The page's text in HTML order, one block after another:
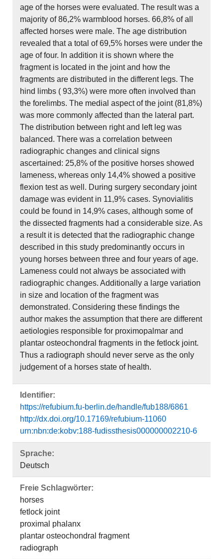
age of the horses were evaluated. The result was a
majority of 86,2% warmblood horses. 66,8% of all
affected horses were male. The age distribution
revealed that a total of 69,5% horses were under the
age of four. In addition it is shown where the
fragment is located in the joint and how the
fragments are distributed in the different legs. The
hind limbs ( 93,3%) were more often involved than
the forelimbs. The medial aspect of the joint (81,8%)
was more commonly affected than the lateral part.
The distribution between right and left leg was
balanced. There was a correlation between
radiographic changes and clinical signs
ascertained: 25,8% of the positive horses showed
lameness, whereas only 14,4% showed a positive
flexion test as well. During surgery secondary joint
damage was evident in 11,9% cases. Synovialitis
could be found in 14,9% cases, although some of
the dissected fragments had a considerable size. As
a result it is detected that the radiographic change
described in this study predominantly occurs in
young horses between three and four years of age.
Lameness could not always be associated with
radiographic changes. Additionally a large variation
in size and location of the fragment was
demonstrated. Considering these findings the
author makes the assumption that there are different
aetiologies responsible for proximopalmar and
plantar osteochondral fragments in the fetlock joint.
Thus a radiograph should never serve as the only
judgement of a horses state of health.
Identifier:
https://refubium.fu-berlin.de/handle/fub188/6861
http://dx.doi.org/10.17169/refubium-11060
urn:nbn:de:kobv:188-fudissthesis000000002210-6
Sprache:
Deutsch
Freie Schlagwörter:
horses
fetlock joint
proximal phalanx
plantar osteochondral fragment
radiograph